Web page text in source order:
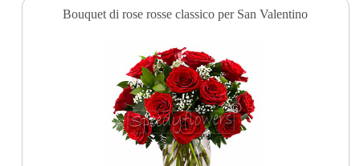
Bouquet di rose rosse classico per San Valentino